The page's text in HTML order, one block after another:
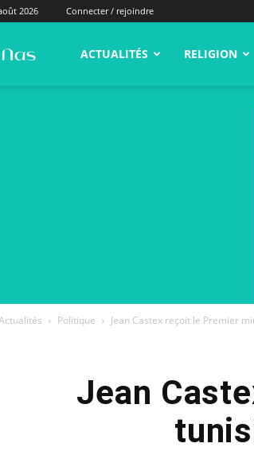
2026 Connecter / rejoindre
alNas.fr ACTUALITÉS RELIGION
Politique Jean Castex reçoit le Premier
Jean